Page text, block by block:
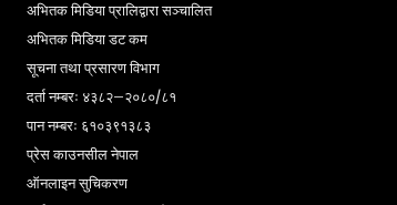
अभितक मिडिया प्रालिद्वारा सञ्चालित
अभितक मिडिया डट कम
सूचना तथा प्रसारण विभाग
दर्ता नम्बरः ४३८२–२०८०/८१
पान नम्बरः ६१०३९१३८३
प्रेस काउनसील नेपाल
ऑनलाइन सुचिकरण